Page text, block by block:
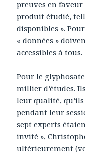
preuves en
produit étudié,
disponibles ».
« données »
accessibles à tous.
Pour le
millier d’études.
leur qualité,
pendant leur
sept experts
invité »,
ultérieurement